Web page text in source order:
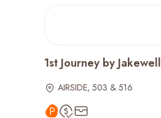
1st Journey by Jakewell
AIRSIDE, 503 & 516